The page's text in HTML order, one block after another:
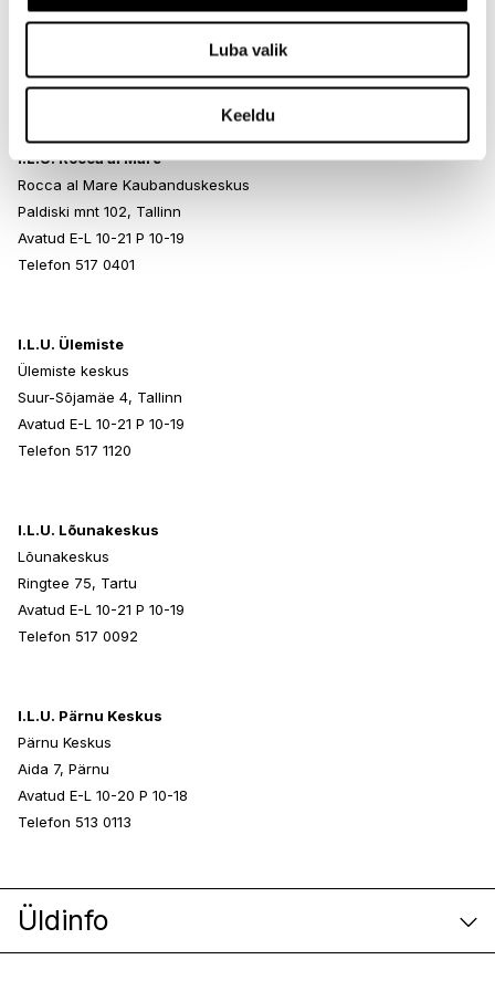
Luba valik
Keeldu
Endla 45, Tallinn
Telefon 517 1040
I.L.U. Rocca al Mare
Rocca al Mare Kaubanduskeskus
Paldiski mnt 102, Tallinn
Avatud E-L 10-21 P 10-19
Telefon 517 0401
I.L.U. Ülemiste
Ülemiste keskus
Suur-Sõjamäe 4, Tallinn
Avatud E-L 10-21 P 10-19
Telefon 517 1120
I.L.U. Lõunakeskus
Lõunakeskus
Ringtee 75, Tartu
Avatud E-L 10-21 P 10-19
Telefon 517 0092
I.L.U. Pärnu Keskus
Pärnu Keskus
Aida 7, Pärnu
Avatud E-L 10-20 P 10-18
Telefon 513 0113
Üldinfo